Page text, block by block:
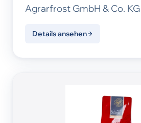
Agrarfrost GmbH & Co. KG
Details ansehen